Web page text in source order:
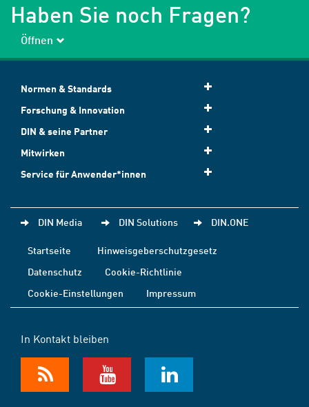
Haben Sie noch Fragen?
Öffnen
Normen & Standards
Forschung & Innovation
DIN & seine Partner
Mitwirken
Service für Anwender*innen
DIN Media DIN Solutions DIN.ONE
Startseite
Hinweisgeberschutzgesetz
Datenschutz
Cookie-Richtlinie
Cookie-Einstellungen
Impressum
In Kontakt bleiben